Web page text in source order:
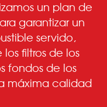
un plan de
garantizar un
servido,
filtros de los
fondos de los
máxima calidad